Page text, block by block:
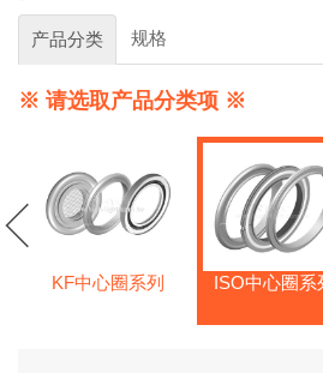
产品分类 规格
※ 请选取产品分类项 ※
KF中心圈系列 ISO中心圈系